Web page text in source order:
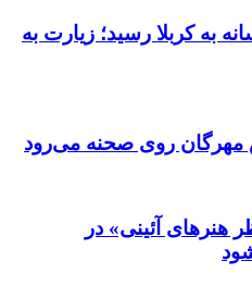
به کربلا رسید؛ زیارت به
مهرگان روی صحنه می‌رود
هنرهای آئینی» در